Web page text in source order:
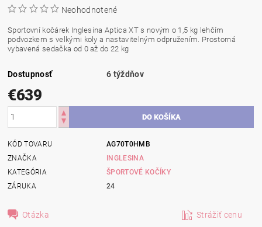
Neohodnotené
Sportovní kočárek Inglesina Aptica XT s novým o 1,5 kg lehčím
podvozkem s velkými koly a nastavitelným odpružením. Prostorná
vybavená sedačka od 0 až do 22 kg
Dostupnosť 6 týždňov
€639
KÓD TOVARU
AG70T0HMB
ZNAČKA
INGLESINA
KATEGÓRIA
ŠPORTOVÉ KOČÍKY
ZÁRUKA
24
Otázka Strážiť cenu